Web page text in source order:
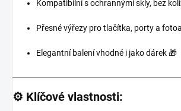
Kompatibilní s ochrannými skly, bez
Přesné výřezy pro tlačítka, porty a
Elegantní balení vhodné i jako dárek 🎁
⚙️ Klíčové vlastnosti: